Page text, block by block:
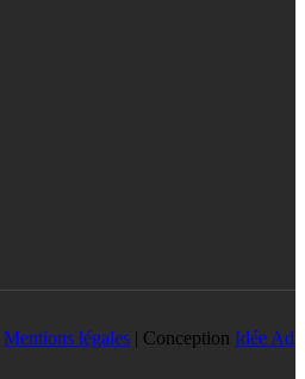
Mentions légales | Conception Idée Ad